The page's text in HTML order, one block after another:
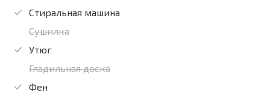
Стиральная машина
Сушилка
Утюг
Гладильная доска
Фен